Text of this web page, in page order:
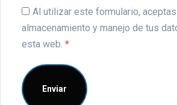
Al utilizar este formulario,
almacenamiento y manejo de tus
esta web. *